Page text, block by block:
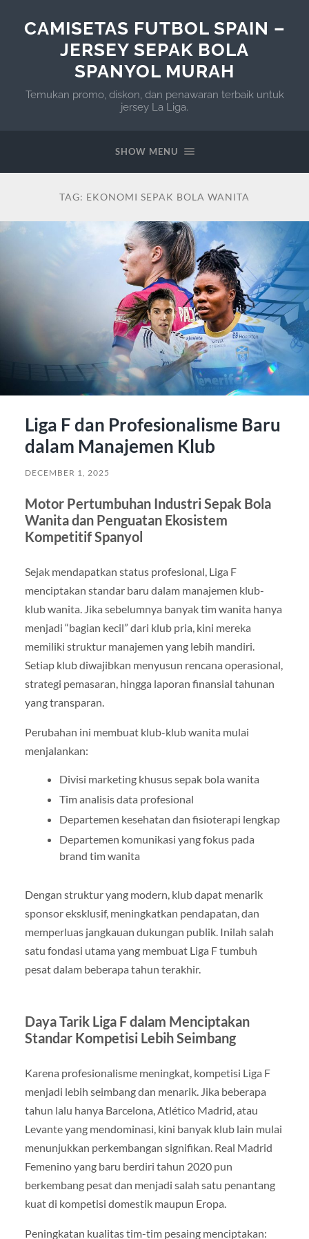
CAMISETAS FUTBOL SPAIN –
JERSEY SEPAK BOLA
SPANYOL MURAH
Temukan promo, diskon, dan penawaran terbaik untuk
jersey La Liga.
SHOW MENU
TAG: EKONOMI SEPAK BOLA WANITA
Liga F dan Profesionalisme Baru
dalam Manajemen Klub
DECEMBER 1, 2025
Motor Pertumbuhan Industri Sepak Bola
Wanita dan Penguatan Ekosistem
Kompetitif Spanyol
Sejak mendapatkan status profesional, Liga F
menciptakan standar baru dalam manajemen klub-
klub wanita. Jika sebelumnya banyak tim wanita hanya
menjadi “bagian kecil” dari klub pria, kini mereka
memiliki struktur manajemen yang lebih mandiri.
Setiap klub diwajibkan menyusun rencana operasional,
strategi pemasaran, hingga laporan finansial tahunan
yang transparan.
Perubahan ini membuat klub-klub wanita mulai
menjalankan:
Divisi marketing khusus sepak bola wanita
Tim analisis data profesional
Departemen kesehatan dan fisioterapi lengkap
Departemen komunikasi yang fokus pada
brand tim wanita
Dengan struktur yang modern, klub dapat menarik
sponsor eksklusif, meningkatkan pendapatan, dan
memperluas jangkauan dukungan publik. Inilah salah
satu fondasi utama yang membuat Liga F tumbuh
pesat dalam beberapa tahun terakhir.
Daya Tarik Liga F dalam Menciptakan
Standar Kompetisi Lebih Seimbang
Karena profesionalisme meningkat, kompetisi Liga F
menjadi lebih seimbang dan menarik. Jika beberapa
tahun lalu hanya Barcelona, Atlético Madrid, atau
Levante yang mendominasi, kini banyak klub lain mulai
menunjukkan perkembangan signifikan. Real Madrid
Femenino yang baru berdiri tahun 2020 pun
berkembang pesat dan menjadi salah satu penantang
kuat di kompetisi domestik maupun Eropa.
Peningkatan kualitas tim-tim pesaing menciptakan: